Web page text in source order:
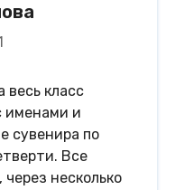
весь класс
именами и
сувенира по
Все
несколько